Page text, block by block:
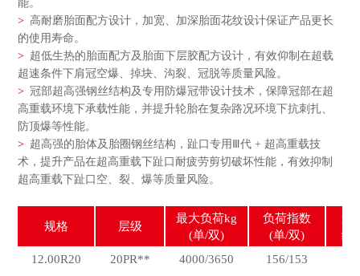
能。
> 高耐磨胎面配方设计，加宽、加深胎面花纹设计保证产品更长
的使用寿命。
> 超低生热的胎面配方及胎面下层胶配方设计，有效仰制在超载
超速条件下肩冠空爆、掉块、沟裂、冠脱等质量风险。
> 冠部超高强钢丝结构及专用防爆冠带设计技术，保障冠部在超
高重载环境下承载性能，并提升轮胎在复杂路况环境下抗刺扎、
防顶爆等性能。
> 超高强的胎体及胎圈钢丝结构，趾口专用Ⅲ代 + 超高重载技
术，提升产品在超高重载下趾口耐疲劳剪切破坏性能，有效抑制
超高重载下趾口空、裂、爆等质量风险。
规格 层级
最大负荷kg
(单/双)
负荷指数
(单/双)
速
级
12.00R20
20PR** 4000/3650 156/153